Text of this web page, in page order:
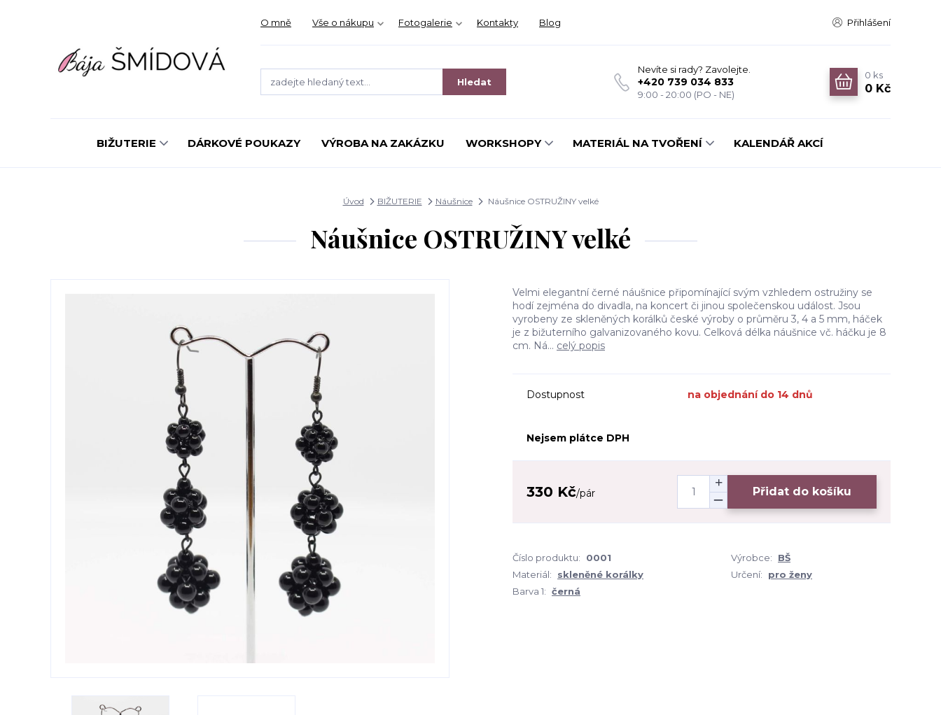
O mně Vše o nákupu Fotogalerie Kontakty Blog Přihlášení
Hledat
Nevíte si rady? Zavolejte.
+420 739 034 833
9:00 - 20:00 (PO - NE)
0 ks
0 Kč
BIŽUTERIE DÁRKOVÉ POUKAZY VÝROBA NA ZAKÁZKU WORKSHOPY MATERIÁL NA TVOŘENÍ KALENDÁŘ AKCÍ
Úvod BIŽUTERIE Náušnice Náušnice OSTRUŽINY velké
Náušnice OSTRUŽINY velké
Velmi elegantní černé náušnice připomínající svým vzhledem ostružiny se
hodí zejména do divadla, na koncert či jinou společenskou událost. Jsou
vyrobeny ze skleněných korálků české výroby o průměru 3, 4 a 5 mm, háček
je z bižuterního galvanizovaného kovu. Celková délka náušnice vč. háčku je 8
cm. Ná... celý popis
Dostupnost na objednání do 14 dnů
Nejsem plátce DPH
330 Kč/pár Přidat do košíku
Číslo produktu: 0001 Výrobce:
BŠ
Materiál:
skleněné korálky Určení:
pro ženy
Barva 1: černá